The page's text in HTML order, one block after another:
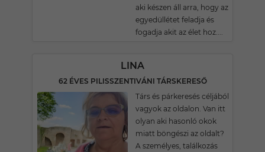
aki készen áll arra, hogy az
egyedüllétet feladja és
fogadja akit az élet hoz....
LINA
62 ÉVES PILISSZENTIVÁNI TÁRSKERESŐ
Társ és párkeresés céljából
vagyok az oldalon. Van itt
olyan aki hasonló okok
miatt böngészi az oldalt?
A személyes, találkozás